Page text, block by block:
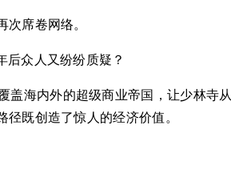
席卷网络。
后众人又纷纷质疑？
盖海内外的超级商业帝国，让少林寺
既创造了惊人的经济价值。